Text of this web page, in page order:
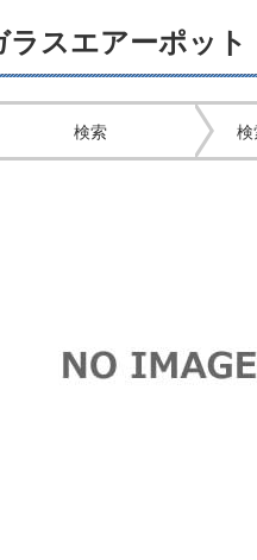
ラスエアーポット
検索